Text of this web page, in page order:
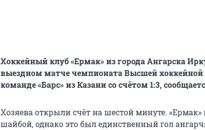
Хоккейный клуб «Ермак» из города Ангарска
выездном матче чемпионата Высшей
команде «Барс» из Казани со счётом 1:3,
Хозяева открыли счёт на шестой минуте.
шайбой, однако это был единственный гол